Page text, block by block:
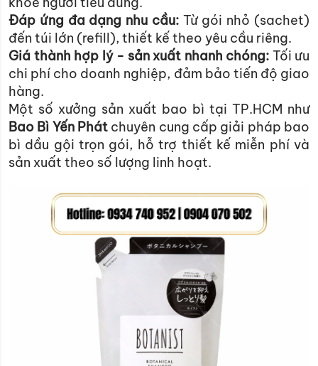
Đáp ứng đa dạng nhu cầu:Từ gói nhỏ (sachet)
đến túi lớn (refill), thiết kế theo yêu cầu riêng.
Giá thành hợp lý - sản xuất nhanh chóng: Tối ưu
chi phí cho doanh nghiệp, đảm bảo tiến độ giao
hàng.
Một số xưởng sản xuất bao bì tại TP.HCM như
Bao Bì Yến Phát chuyên cung cấp giải pháp bao
bì dầu gội trọn gói, hỗ trợ thiết kế miễn phí và
sản xuất theo số lượng linh hoạt.